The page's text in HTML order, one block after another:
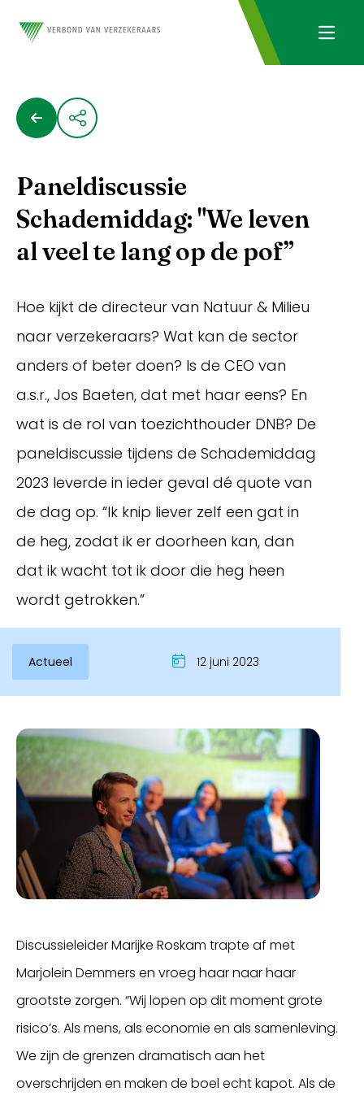
Inloggen
Paneldiscussie
Schademiddag: "We leven
al veel te lang op de pof”
Hoe kijkt de directeur van Natuur & Milieu
naar verzekeraars? Wat kan de sector
anders of beter doen? Is de CEO van
a.s.r., Jos Baeten, dat met haar eens? En
wat is de rol van toezichthouder DNB? De
paneldiscussie tijdens de Schademiddag
2023 leverde in ieder geval dé quote van
de dag op. “Ik knip liever zelf een gat in
de heg, zodat ik er doorheen kan, dan
dat ik wacht tot ik door die heg heen
wordt getrokken.”
Actueel 12 juni 2023
Discussieleider Marijke Roskam trapte af met
Marjolein Demmers en vroeg haar naar haar
grootste zorgen. “Wij lopen op dit moment grote
risico’s. Als mens, als economie en als samenleving.
We zijn de grenzen dramatisch aan het
overschrijden en maken de boel echt kapot. Als de